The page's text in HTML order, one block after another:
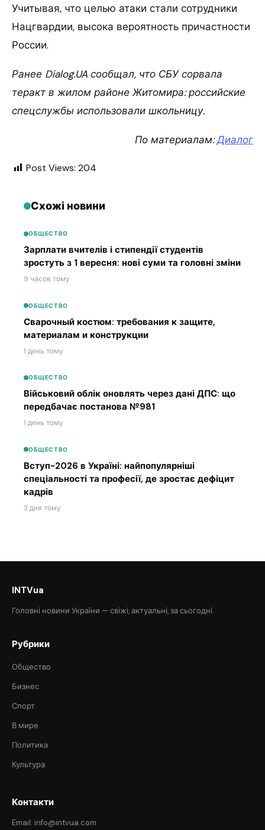
Учитывая, что целью атаки стали сотрудники
Нацгвардии, высока вероятность причастности
России.
Ранее Dialog.UA сообщал, что СБУ сорвала
теракт в жилом районе Житомира: российские
спецслужбы использовали школьницу.
По материалам:Диалог
Post Views: 204
Схожі новини
ОБЩЕСТВО
Зарплати вчителів і стипендії студентів
зростуть з 1 вересня: нові суми та головні зміни
9 часов тому
ОБЩЕСТВО
Сварочный костюм: требования к защите,
материалам и конструкции
1 день тому
ОБЩЕСТВО
Військовий облік оновлять через дані ДПС: що
передбачає постанова №981
1 день тому
ОБЩЕСТВО
Вступ-2026 в Україні: найпопулярніші
спеціальності та професії, де зростає дефіцит
кадрів
3 дня тому
INTVua
Головні новини України — свіжі, актуальні, за сьогодні.
Рубрики
Общество
Бизнес
Спорт
В мире
Политика
Культура
Контакти
Email: info@intvua.com